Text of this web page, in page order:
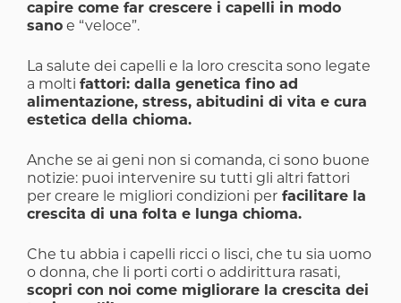
capire come far crescere i capelli in modo
sano e “veloce”.
La salute dei capelli e la loro crescita sono legate
a molti fattori: dalla genetica fino ad
alimentazione, stress, abitudini di vita e cura
estetica della chioma.
Anche se ai geni non si comanda, ci sono buone
notizie: puoi intervenire su tutti gli altri fattori
per creare le migliori condizioni per facilitare la
crescita di una folta e lunga chioma.
Che tu abbia i capelli ricci o lisci, che tu sia uomo
o donna, che li porti corti o addirittura rasati,
scopri con noi come migliorare la crescita dei